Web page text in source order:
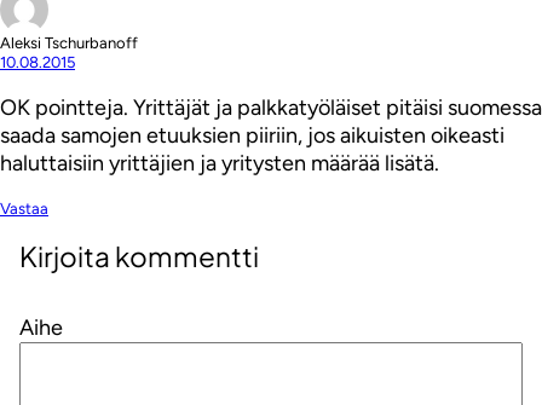
Aleksi Tschurbanoff
10.08.2015
OK pointteja. Yrittäjät ja palkkatyöläiset pitäisi suomessa
saada samojen etuuksien piiriin, jos aikuisten oikeasti
haluttaisiin yrittäjien ja yritysten määrää lisätä.
Vastaa
Kirjoita kommentti
Aihe